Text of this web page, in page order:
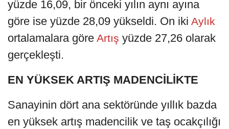
yüzde 16,09, bir önceki yılın aynı ayına
göre ise yüzde 28,09 yükseldi. On iki Aylık
ortalamalara göre Artış yüzde 27,26 olarak
gerçekleşti.
EN YÜKSEK ARTIŞ MADENCİLİKTE
Sanayinin dört ana sektöründe yıllık bazda
en yüksek artış madencilik ve taş ocakçılığı